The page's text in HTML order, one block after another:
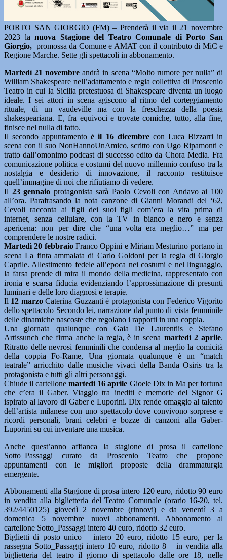
PORTO SAN GIORGIO (FM) – Prenderà il via il 21 novembre
2023 lanuova Stagione del Teatro Comunale di Porto San
Giorgio, promossa da Comune e AMAT con il contributo di MiC e
Regione Marche. Sette gli spettacoli in abbonamento.
Martedì 21 novembre andrà in scena “Molto rumore per nulla” di
William Shakespeare nell’adattamento e regia collettiva di Proscenio
Teatro in cui la Sicilia pretestuosa di Shakespeare diventa un luogo
ideale. I sei attori in scena agiscono al ritmo del corteggiamento
rituale, di un vaudeville ma con la freschezza della poesia
shakespeariana. E, fra equivoci e trovate comiche, tutto, alla fine,
finisce nel nulla di fatto.
Il secondo appuntamentoè il 16 dicembrecon Luca Bizzarri in
scena con il suo NonHannoUnAmico, scritto con Ugo Ripamonti e
tratto dall’omonimo podcast di successo edito da Chora Media. Fra
comunicazione politica e costumi del nuovo millennio confuso tra la
nostalgia e desiderio di innovazione, il racconto restituisce
quell’immagine di noi che rifiutiamo di vedere.
Il 23 gennaio protagonista sarà Paolo Cevoli con Andavo ai 100
all’ora. Parafrasando la nota canzone di Gianni Morandi del ‘62,
Cevoli racconta ai figli dei suoi figli com’era la vita prima di
internet, senza cellulare, con la TV in bianco e nero e senza
apericena: non per dire che “una volta era meglio…” ma per
comprendere le nostre radici.
Martedì 20 febbraioFranco Oppini e Miriam Mesturino portano in
scena La finta ammalata di Carlo Goldoni per la regia di Giorgio
Caprile. Allestimento fedele all’epoca nei costumi e nel linguaggio,
la farsa prende di mira il mondo della medicina, rappresentato con
ironia e scarsa fiducia evidenziando l’approssimazione di presunti
luminari e delle loro diagnosi e terapie.
Il 12 marzoCaterina Guzzanti è protagonista con Federico Vigorito
dello spettacolo Secondo lei, narrazione dal punto di vista femminile
delle dinamiche nascoste che regolano i rapporti in una coppia.
Una giornata qualunque con Gaia De Laurentiis e Stefano
Artissunch che firma anche la regia, è in scena martedì 2 aprile.
Ritratto delle nevrosi femminili che condensa al meglio la comicità
della coppia Fo-Rame, Una giornata qualunque è un “match
teatrale” arricchito dalle musiche vivaci della Banda Osiris tra la
protagonista e tutti gli altri personaggi.
Chiude il cartellonemartedì 16 aprile Gioele Dix in Ma per fortuna
che c’era il Gaber. Viaggio tra inediti e memorie del Signor G
ispirato al lavoro di Gaber e Luporini. Dix rende omaggio al talento
dell’artista milanese con uno spettacolo dove convivono sorprese e
ricordi personali, brani celebri e bozze di canzoni alla Gaber-
Luporini su cui inventare una musica.
Anche quest’anno affianca la stagione di prosa il cartellone
Sotto_Passaggi curato da Proscenio Teatro che propone
appuntamenti con le migliori proposte della drammaturgia
emergente.
Abbonamenti alla Stagione di prosa intero 120 euro, ridotto 90 euro
in vendita alla biglietteria del Teatro Comunale (orario 16-20, tel.
392/4450125) giovedì 2 novembre (rinnovi) e da venerdì 3 a
domenica 5 novembre nuovi abbonamenti. Abbonamento al
cartellone Sotto_Passaggi intero 40 euro, ridotto 32 euro.
Biglietti di posto unico – intero 20 euro, ridotto 15 euro, per la
rassegna Sotto_Passaggi intero 10 euro, ridotto 8 – in vendita alla
biglietteria del teatro il giorno di spettacolo dalle ore 18, nelle